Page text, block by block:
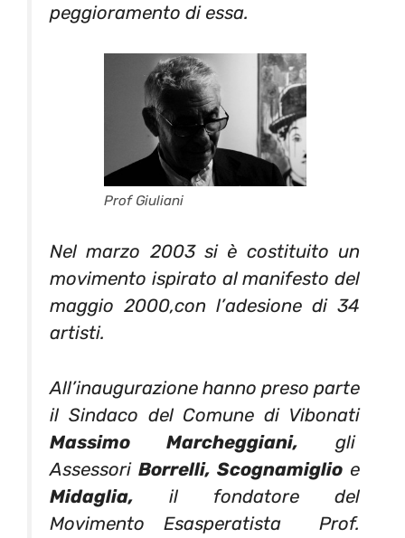
peggioramento di essa.
Prof Giuliani
Nel marzo 2003 si è costituito un
movimento ispirato al manifesto del
maggio 2000,con l’adesione di 34
artisti.
All’inaugurazione hanno preso parte
il Sindaco del Comune di Vibonati
Massimo Marcheggiani, gli
Assessori Borrelli, Scognamiglio e
Midaglia, il fondatore del
Movimento Esasperatista Prof.